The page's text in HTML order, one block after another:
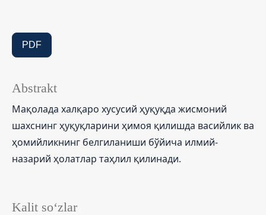
PDF
Kalit so‘zlar
Abstrakt
Мақолада халқаро хусусий ҳуқуқда жисмоний
шахснинг ҳуқуқларини ҳимоя қилишда васийлик ва
ҳомийликнинг белгиланиши бўйича илмий-
назарий ҳолатлар таҳлил қилинади.